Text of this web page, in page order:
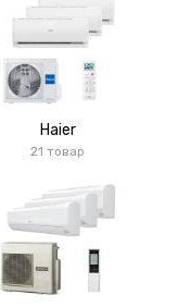
Haier
21 товар